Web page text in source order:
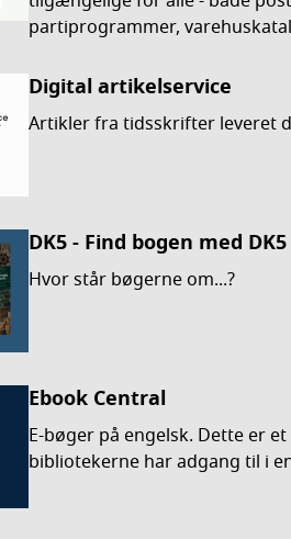
partiprogrammer,
Digital artikelservice
Artikler fra tidsskrifter leveret
DK5 - Find bogen med DK5
Hvor står bøgerne om...?
Ebook Central
E-bøger på engelsk. Dette er
bibliotekerne har adgang til i